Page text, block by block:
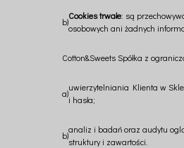
b)
Cookies trwałe: są
osobowych ani żadnych
Cotton&Sweets Spółka z
a)
uwierzytelniania Klienta w
i hasła;
b)
analiz i badań oraz audytu
struktury i zawartości.